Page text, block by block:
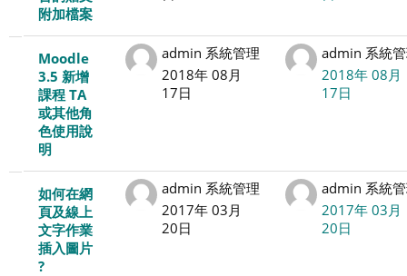
ッ
を
附加檔案
Moodle
3.5 新增
課程 TA
或其他角
色使用說
明
admin 系統管理
2018年 08月
17日
admin 系統
2018年 08月
17日
如何在網
頁及線上
文字作業
插入圖片
?
admin 系統管理
2017年 03月
20日
admin 系統
2017年 03月
20日